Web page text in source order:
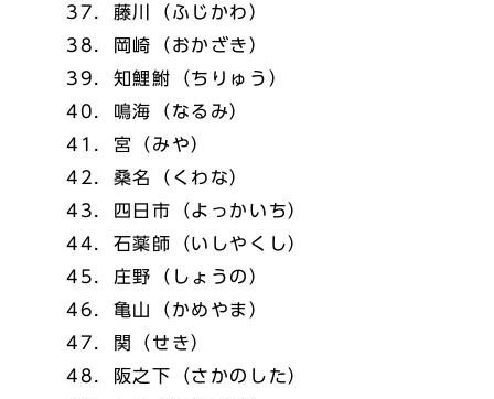
37．藤川（ふじかわ）
38．岡崎（おかざき）
39．知鯉鮒（ちりゅう）
40．鳴海（なるみ）
41．宮（みや）
42．桑名（くわな）
43．四日市（よっかいち）
44．石薬師（いしやくし）
45．庄野（しょうの）
46．亀山（かめやま）
47．関（せき）
48．阪之下（さかのした）